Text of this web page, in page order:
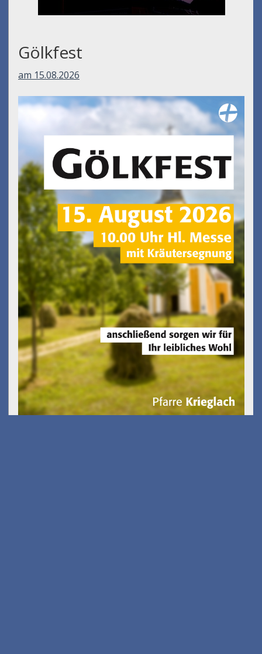
Umfall´n tut
Gölkfest
am 15.08.2026